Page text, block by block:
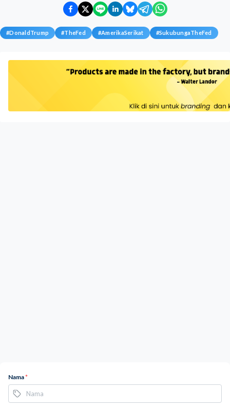
#DonaldTrump #TheFed #AmerikaSerikat #SukubungaTheFed
Nama*